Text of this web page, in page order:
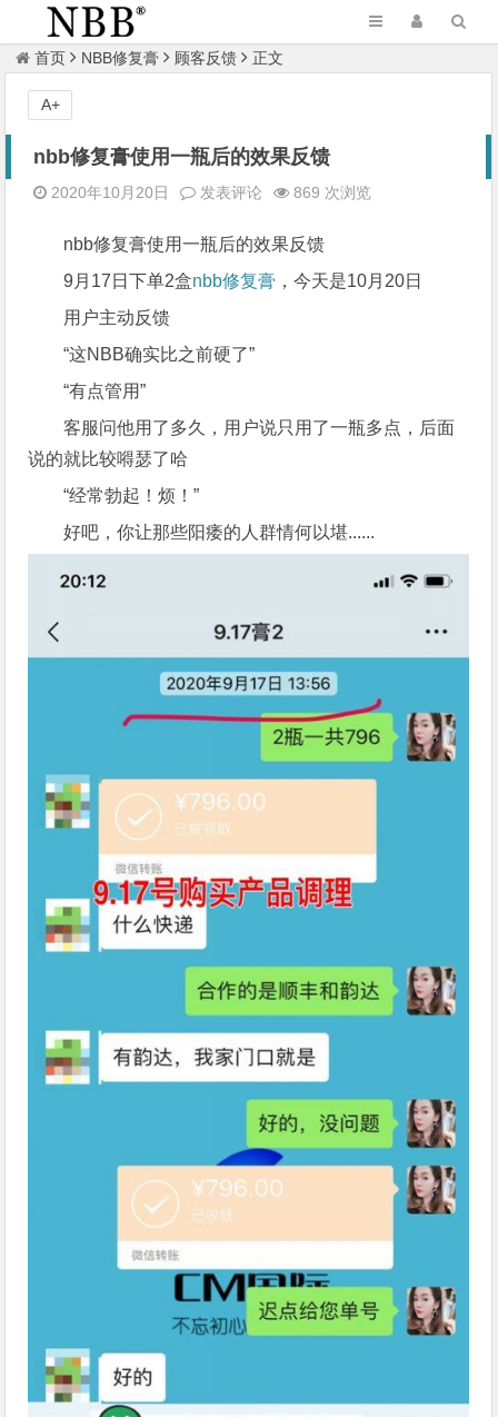
首页 NBB修复膏 顾客反馈 正文
nbb修复膏使用一瓶后的效果反馈
2020年10月20日 发表评论 869 次浏览
nbb修复膏使用一瓶后的效果反馈
9月17日下单2盒nbb修复膏 ，今天是10月20日
用户主动反馈
“这NBB确实比之前硬了”
“有点管用”
客服问他用了多久，用户说只用了一瓶多点，后面
说的就比较嘚瑟了哈
“经常勃起！烦！”
好吧，你让那些阳痿的人群情何以堪......
A+